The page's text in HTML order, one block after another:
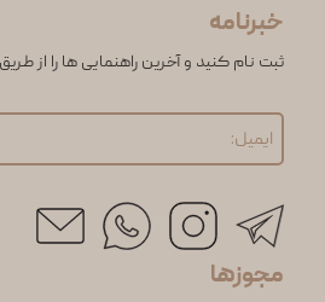
خبرنامه
ثبت نام کنید و آخرین راهنمایی ها را از
مجوزها